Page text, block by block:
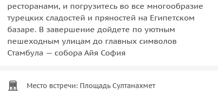
ресторанами, и погрузитесь во все многообразие
турецких сладостей и пряностей на Египетском
базаре. В завершение дойдете по уютным
пешеходным улицам до главных символов
Стамбула — собора Айя София
Место встречи: Площадь Султанахмет